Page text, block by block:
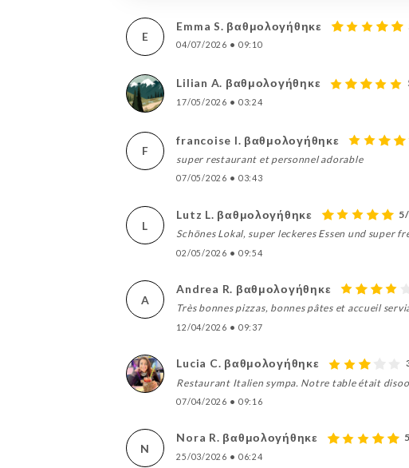
E
Emma S. βαθμολογήθηκε
04/07/2026 • 09:10
Lilian A. βαθμολογήθηκε
17/05/2026 • 03:24
F
francoise l. βαθμολογήθηκε
super restaurant et personnel adorable
07/05/2026 • 03:43
L
Lutz L. βαθμολογήθηκε
Schönes Lokal, super leckeres Essen und super
02/05/2026 • 09:54
A
Andrea R. βαθμολογήθηκε
Très bonnes pizzas, bonnes pâtes et accueil
12/04/2026 • 09:37
Lucia C. βαθμολογήθηκε
Restaurant Italien sympa. Notre table était
07/04/2026 • 09:16
N
Nora R. βαθμολογήθηκε
25/03/2026 • 06:24